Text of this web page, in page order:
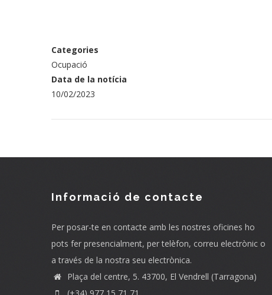
Categories
Ocupació
Data de la notícia
10/02/2023
Informació de contacte
Per posar-te en contacte amb les nostres oficines ho
pots fer presencialment, per telèfon, correu electrònic o
a través de la nostra seu electrònica.
Plaça del centre, 5. 43700, El Vendrell (Tarragona)